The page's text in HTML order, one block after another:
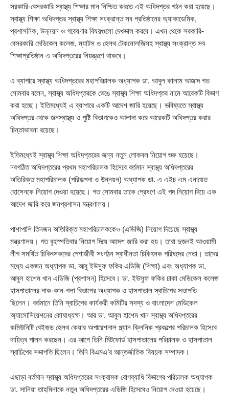
সরকারি-বেসরকারি স্বাস্থ্য শিক্ষার মান নিশ্চিত করতে এই অধিদপ্তর গঠন করা হয়েছে।
স্বাস্থ্য শিক্ষা অধিদপ্তর স্বাস্থ্য শিক্ষা সংক্রান্ত সব প্রতিষ্ঠানের অ্যাকাডেমিক,
প্রশাসনিক, উন্নয়ন ও গবেষণার বিষয়গুলো দেখভাল করবে। এখন থেকে সরকারি-
বেসরকারি মেডিকেল কলেজ, ম্যাটস ও হেলথ টেকনোলজিসহ স্বাস্থ্য সংক্রান্ত সব
শিক্ষাপ্রতিষ্ঠান এ অধিদপ্তরের নিয়ন্ত্রণে থাকবে।
এ ব্যাপারে স্বাস্থ্য অধিদপ্তরের মহাপরিচালক অধ্যাপক ডা. আবুল কালাম আজাদ গত
সোমবার বলেন, স্বাস্থ্য অধিদপ্তরকে ভেঙে স্বাস্থ্য শিক্ষা অধিদপ্তর নামে আরেকটি বিভাগ
করা হচ্ছে। ইতিমধ্যেই এ ব্যাপারে একটি আদেশ জারি হয়েছে। ভবিষ্যতে স্বাস্থ্য
অধিদপ্তর থেকে জনস্বাস্থ্য ও পুষ্টি বিভাগকেও আলাদা করে আরেকটি অধিদপ্তর করার
চিন্তাভাবনা রয়েছে।
ইতিমধ্যেই স্বাস্থ্য শিক্ষা অধিদপ্তরের জন্য নতুন লোকবল নিয়োগ শুরু হয়েছে।
নবগঠিত অধিদপ্তরের প্রথম মহাপরিচালক হিসেবে বর্তমান স্বাস্থ্য অধিদপ্তরের
অতিরিক্ত মহাপরিচালক (পরিকল্পনা ও উন্নয়ন) অধ্যাপক ডা. এ এইচ এম এনায়েত
হোসেনকে নিয়োগ দেওয়া হয়েছে। গত সোমবার তাকে প্রেষণে এই পদ নিয়োগ দিয়ে এক
আদেশ জারি করে জনপ্রশাসন মন্ত্রণালয়।
পাশাপাশি তিনজন অতিরিক্ত মহাপরিচালককেও (এডিজি) নিয়োগ দিয়েছে স্বাস্থ্য
মন্ত্রণালয়। গত বৃহস্পতিবার নিয়োগ দিয়ে আদেশ জারি করা হয়। তারা দুজনই আওয়ামী
লীগ সমর্থিত চিকিৎসকদের পেশাজীবী সংগঠন স্বাধীনতা চিকিৎসক পরিষদের নেতা। তাদের
মধ্যে একজন অধ্যাপক ডা. আবু ইউসুফ ফকির এডিজি (শিক্ষা) এবং অধ্যাপক ডা.
আবুল হাশেম খান এডিজি (প্রশাসন) হিসেবে। ডা. ইউসুফ ফকির ঢাকা মেডিকেল কলেজ
হাসপাতালের নাক-কান-গলা বিভাগের অধ্যাপক ও হাসপাতাল স্বাচিপের সভাপতি
ছিলেন। বর্তমানে তিনি স্বাচিপের কার্যকরী কমিটির সদস্য ও বাংলাদেশ মেডিকেল
অ্যাসোসিয়েশনের কোষাধ্যক্ষ। আর ডা. আবুল হাশেম খান স্বাস্থ্য অধিদপ্তরের
কমিউনিটি বেইজড হেলথ কেয়ার অপারেশনাল প্ল্যান ক্লিনিক প্রকল্পের পরিচালক হিসেবে
দায়িত্ব পালন করছেন। এর আগে তিনি মিটফোর্ড হাসপাতালের পরিচালক ও হাসপাতাল
স্বাচিপের সভাপতি ছিলেন। তিনি বিএমএ’র আন্তর্জাতিক বিষয়ক সম্পাদক।
এছাড়া বর্তমান স্বাস্থ্য অধিদপ্তরের সংক্রামক রোগব্যাধি বিভাগের পরিচালক অধ্যাপক
ডা. সানিয়া তাহমিনাকে নতুন অধিদপ্তরের এডিজি হিসেবেও নিয়োগ দেওয়া হয়েছে।